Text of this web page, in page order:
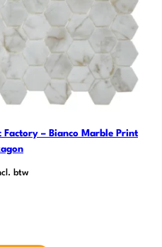
Factory – Bianco Marble Print
btw